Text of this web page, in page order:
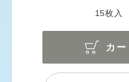
15枚入
カ